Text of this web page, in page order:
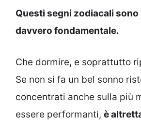
Questi segni zodiacali
davvero fondamentale.
Che dormire, e soprattutto
Se non si fa un bel sonno
concentrati anche sulla più
essere performanti, è